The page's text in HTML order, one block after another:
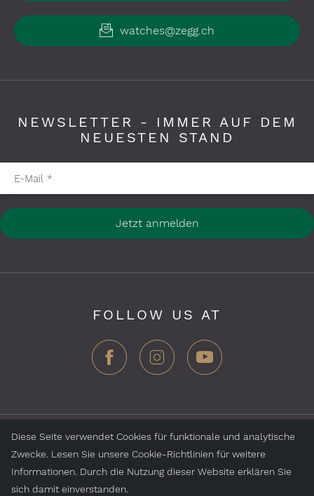
watches@zegg.ch
NEWSLETTER - IMMER AUF DEM
NEUESTEN STAND
Pflichtfelder bitte ausfüllen
E-Mail *
Jetzt anmelden
FOLLOW US AT
ZEGG Hotels & Stores AG, Samnaun Dorf, CH-7563
Jobs Impressum
Diese Seite verwendet Cookies für funktionale und analytische
Zwecke. Lesen Sie unsere Cookie-Richtlinien für weitere
Informationen. Durch die Nutzung dieser Website erklären Sie
sich damit einverstanden.